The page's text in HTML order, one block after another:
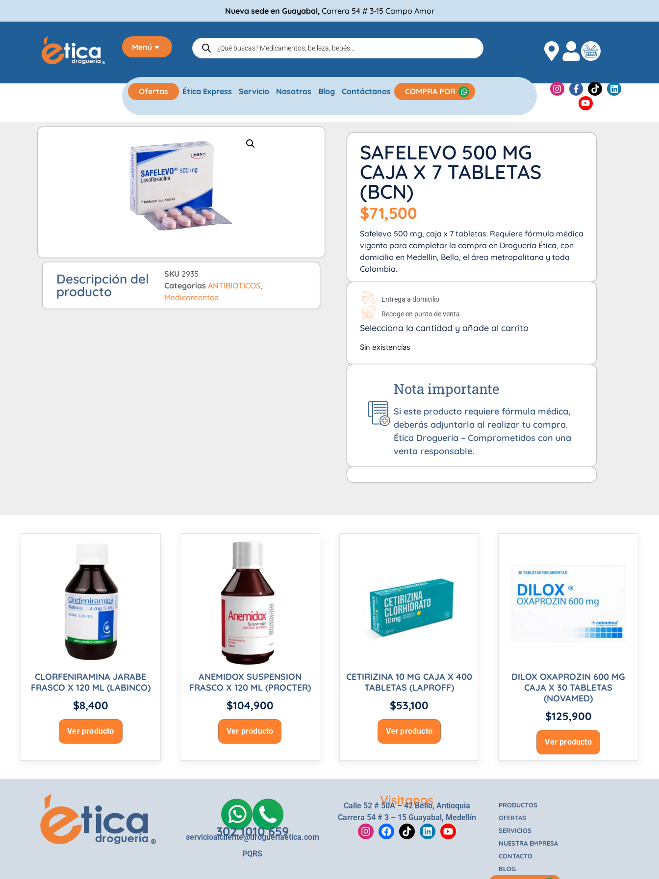
Nueva sede en Guayabal, Carrera 54 # 3-15 Campo Amor
Menú
Ofertas Ética Express Servicio Nosotros Blog Contáctanos COMPRA POR
Descripción del
producto
SKU 2935
Categorías ANTIBIOTICOS,
Medicamentos
SAFELEVO 500 MG
CAJA X 7 TABLETAS
(BCN)
$71,500
Safelevo 500 mg, caja x 7 tabletas. Requiere fórmula médica
vigente para completar la compra en Droguería Ética, con
domicilio en Medellín, Bello, el área metropolitana y toda
Colombia.
Entrega a domicilio
Recoge en punto de venta
Selecciona la cantidad y añade al carrito
Sin existencias
Nota importante
Si este producto requiere fórmula médica,
deberás adjuntarla al realizar tu compra.
Ética Droguería – Comprometidos con una
venta responsable.
CLORFENIRAMINA JARABE
FRASCO X 120 ML (LABINCO)
$8,400
Ver producto
ANEMIDOX SUSPENSION
FRASCO X 120 ML (PROCTER)
$104,900
Ver producto
CETIRIZINA 10 MG CAJA X 400
TABLETAS (LAPROFF)
$53,100
Ver producto
DILOX OXAPROZIN 600 MG
CAJA X 30 TABLETAS
(NOVAMED)
$125,900
Ver producto
302 1010 659
servicioalcliente@drogueriaetica.com
PQRS
Visitanos
Calle 52 # 50A – 42 Bello, Antioquia
Carrera 54 # 3 – 15 Guayabal, Medellín
PRODUCTOS
OFERTAS
SERVICIOS
NUESTRA EMPRESA
CONTACTO
BLOG